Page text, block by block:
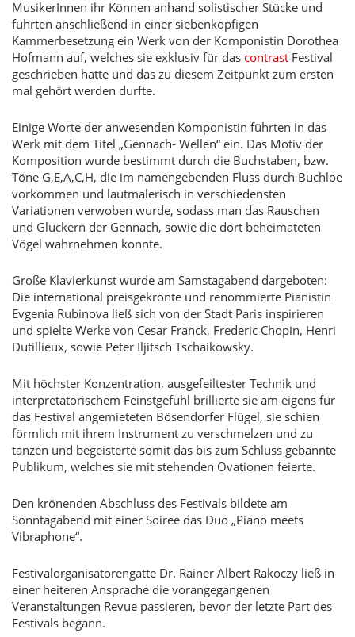
MusikerInnen ihr Können anhand solistischer Stücke und
führten anschließend in einer siebenköpfigen
Kammerbesetzung ein Werk von der Komponistin Dorothea
Hofmann auf, welches sie exklusiv für das contrast Festival
geschrieben hatte und das zu diesem Zeitpunkt zum ersten
mal gehört werden durfte.
Einige Worte der anwesenden Komponistin führten in das
Werk mit dem Titel „Gennach- Wellen“ ein. Das Motiv der
Komposition wurde bestimmt durch die Buchstaben, bzw.
Töne G,E,A,C,H, die im namengebenden Fluss durch Buchloe
vorkommen und lautmalerisch in verschiedensten
Variationen verwoben wurde, sodass man das Rauschen
und Gluckern der Gennach, sowie die dort beheimateten
Vögel wahrnehmen konnte.
Große Klavierkunst wurde am Samstagabend dargeboten:
Die international preisgekrönte und renommierte Pianistin
Evgenia Rubinova ließ sich von der Stadt Paris inspirieren
und spielte Werke von Cesar Franck, Frederic Chopin, Henri
Dutillieux, sowie Peter Iljitsch Tschaikowsky.
Mit höchster Konzentration, ausgefeiltester Technik und
interpretatorischem Feinstgefühl brillierte sie am eigens für
das Festival angemieteten Bösendorfer Flügel, sie schien
förmlich mit ihrem Instrument zu verschmelzen und zu
tanzen und begeisterte somit das bis zum Schluss gebannte
Publikum, welches sie mit stehenden Ovationen feierte.
Den krönenden Abschluss des Festivals bildete am
Sonntagabend mit einer Soiree das Duo „Piano meets
Vibraphone“.
Festivalorganisatorengatte Dr. Rainer Albert Rakoczy ließ in
einer heiteren Ansprache die vorangegangenen
Veranstaltungen Revue passieren, bevor der letzte Part des
Festivals begann.